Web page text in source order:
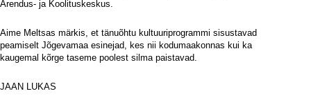
Arendus- ja Koolituskeskus.
Aime Meltsas märkis, et tänuõhtu kultuuriprogrammi sisustavad
peamiselt Jõgevamaa esinejad, kes nii kodumaakonnas kui ka
kaugemal kõrge taseme poolest silma paistavad.
JAAN LUKAS